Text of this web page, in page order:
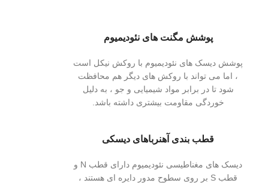
پوشش مگنت های نئودیمیوم
پوشش دیسک های نئودیمیوم با روکش نیکل است
، اما می تواند با روکش های دیگر هم محافظت
شود تا در برابر مواد شیمیایی و جو ، به دلیل
خوردگی مقاومت بیشتری داشته باشد.
قطب بندی آهنرباهای دیسکی
دیسک های مغناطیسی نئودیمیوم دارای قطب N و
قطب S بر روی سطوح مدور دایره ای هستند ،